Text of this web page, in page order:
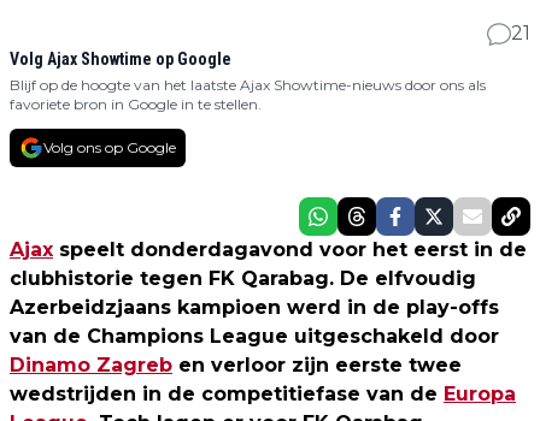
21
Volg Ajax Showtime op Google
Blijf op de hoogte van het laatste Ajax Showtime-nieuws door ons als
favoriete bron in Google in te stellen.
Volg ons op Google
Ajax speelt donderdagavond voor het eerst in de
clubhistorie tegen FK Qarabag. De elfvoudig
Azerbeidzjaans kampioen werd in de play-offs
van de Champions League uitgeschakeld door
Dinamo Zagreb en verloor zijn eerste twee
wedstrijden in de competitiefase van de Europa